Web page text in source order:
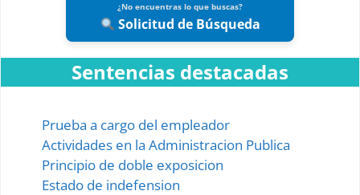
¿No encuentras lo que buscas?
Solicitud de Búsqueda
Sentencias destacadas
Prueba a cargo del empleador
Actividades en la Administracion Publica
Principio de doble exposicion
Estado de indefension